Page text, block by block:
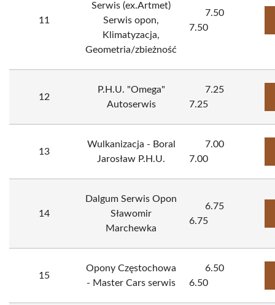
11
Serwis (ex.Artmet)
Serwis opon,
Klimatyzacja,
Geometria/zbieżność
7.50
7.50
12
P.H.U. "Omega"
Autoserwis
7.25
7.25
13
Wulkanizacja - Boral
Jarosław P.H.U.
7.00
7.00
14
Dalgum Serwis Opon
Sławomir
Marchewka
6.75
6.75
15
Opony Częstochowa
- Master Cars serwis
6.50
6.50